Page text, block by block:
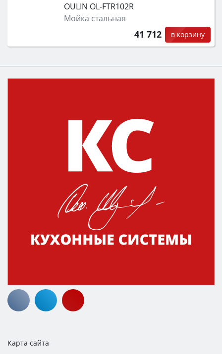
OULIN OL-FTR102R
Мойка стальная
41 712 в корзину
Карта сайта